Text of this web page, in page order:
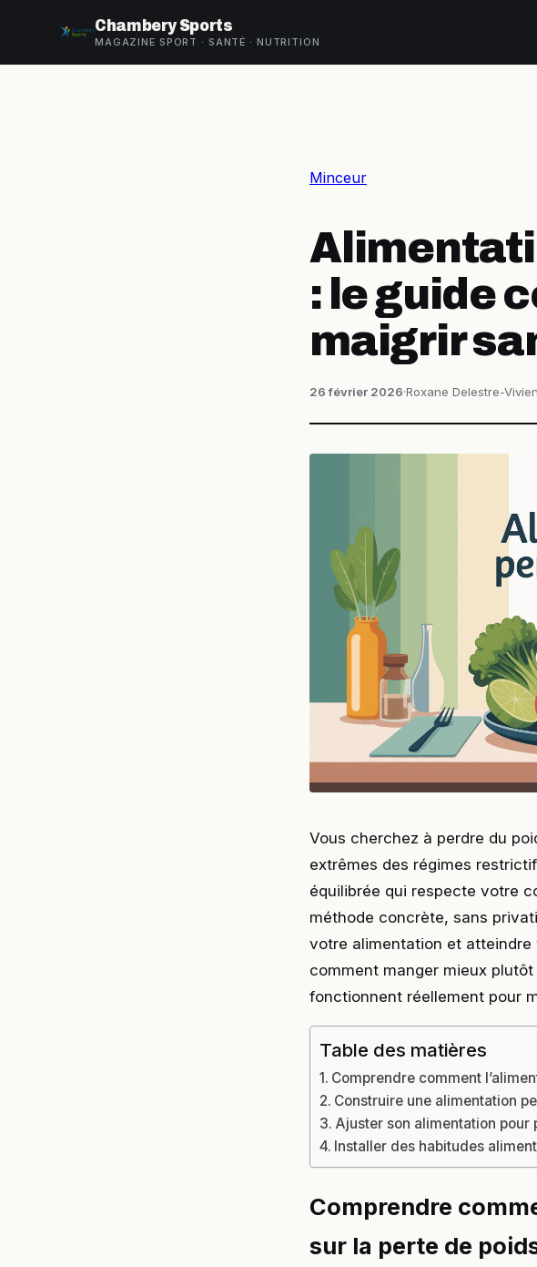
Chambery Sports
MAGAZINE SPORT · SANTÉ · NUTRITION
Minceur
: le guide
maigrir
26 février 2026·Roxane Delestre-Vivien
Vous cherchez à perdre du
extrêmes des régimes
équilibrée qui respecte votre
méthode concrète, sans
votre alimentation et
comment manger mieux
fonctionnent réellement pour
Table des matières
Comprendre comment
Construire une alimentation
Ajuster son alimentation
Installer des habitudes
Comprendre
sur la perte de